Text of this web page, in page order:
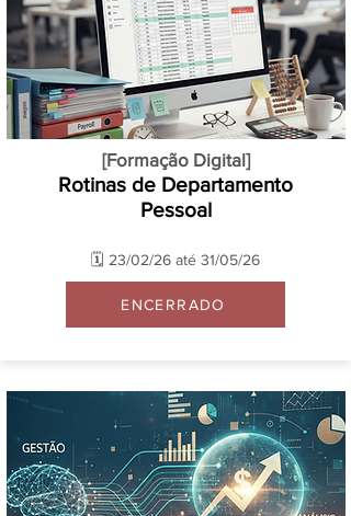
[Formação Digital]
Rotinas de Departamento
Pessoal
🗓️ 23/02/26 até 31/05/26
ENCERRADO